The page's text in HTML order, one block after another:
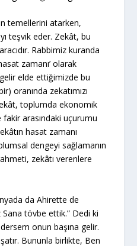
temellerini atarken,
teşvik eder. Zekât, bu
Rabbimiz kuranda
zamanı’ olarak
elde ettiğimizde bu
oranında zekatımızı
toplumda ekonomik
arasındaki uçurumu
hasat zamanı
dengeyi sağlamanın
zekâtı verenlere
da Ahirette de
tövbe ettik.” Dedi ki
onun başına gelir.
Bununla birlikte, Ben